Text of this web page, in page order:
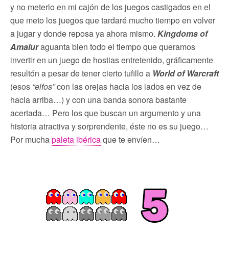
y no meterlo en mi cajón de los juegos castigados en el
que meto los juegos que tardaré mucho tiempo en volver
a jugar y donde reposa ya ahora mismo. Kingdoms of
Amaluraguanta bien todo el tiempo que queramos
invertir en un juego de hostias entretenido, gráficamente
resultón a pesar de tener cierto tufillo a World of Warcraft
(esos “elfos”con las orejas hacia los lados en vez de
hacia arriba…) y con una banda sonora bastante
acertada… Pero los que buscan un argumento y una
historia atractiva y sorprendente, éste no es su juego…
Por muchapaleta ibéricaque te envíen…